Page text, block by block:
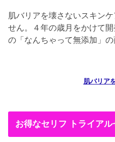
肌バリアを壊さないスキン
せん。４年の歳月をかけて
の「なんちゃって無添加」の
肌バリア
お得なセリフ トライアル